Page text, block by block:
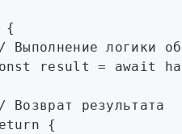
{
Выполнение логики
result = await
Возврат результата
{